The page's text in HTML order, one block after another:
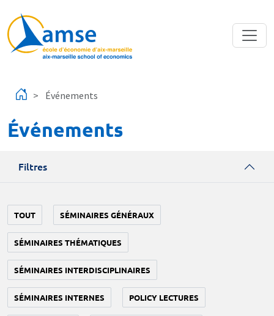
Événements
Événements
Filtres
TOUT SÉMINAIRES GÉNÉRAUX
SÉMINAIRES THÉMATIQUES
SÉMINAIRES INTERDISCIPLINAIRES
SÉMINAIRES INTERNES POLICY LECTURES